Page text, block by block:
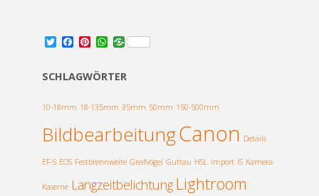
T
w
t
r
F
a
e
o
P
i
t
e
t
W
h
t
p
SCHLAGWÖRTER
10-18mm 18-135mm 35mm 50mm 150-500mm
BildbearbeitungCanon Details
EF-S EOS Festbrennweite Greifvögel Guttau HSL Import IS Kamera
Kaserne Langzeitbelichtung Lightroom